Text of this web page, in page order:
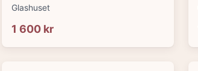
Glashuset
1 600 kr